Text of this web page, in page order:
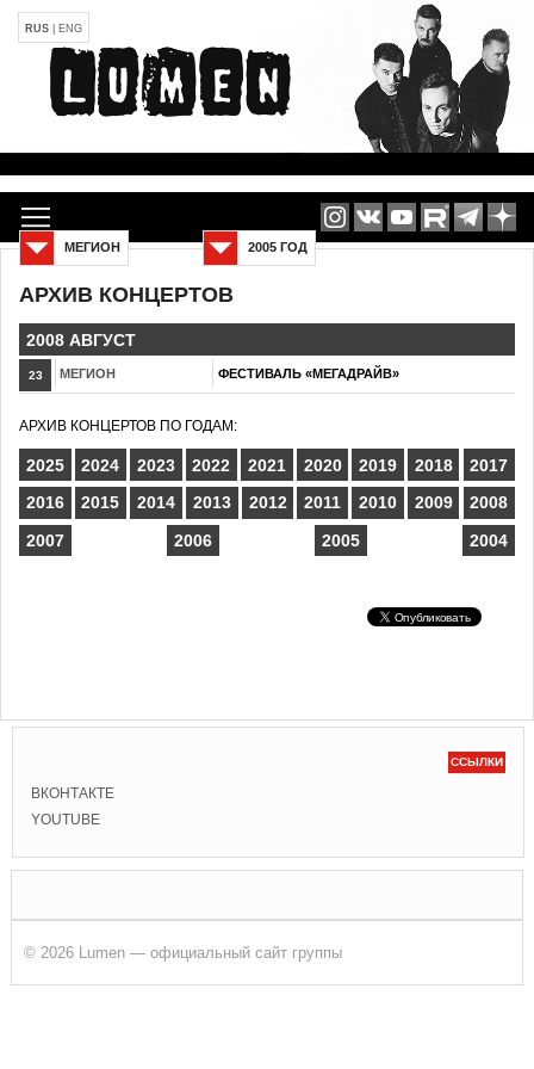
RUS ENG
АРХИВ КОНЦЕРТОВ
2005 ГОД
МЕГИОН
2008 АВГУСТ
23 МЕГИОН ФЕСТИВАЛЬ «МЕГАДРАЙВ»
АРХИВ КОНЦЕРТОВ ПО ГОДАМ:
2025 2024 2023 2022 2021 2020 2019 2018
2017
2016
2015 2014 2013 2012 2011 2010 2009
2008
2007
2006 2005 2004
ССЫЛКИ
ВКОНТАКТЕ
YOUTUBE
© 2026 Lumen — официальный сайт группы